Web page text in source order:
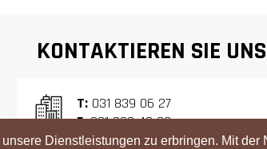
Dienstleistungen zu erbringen. Mit
KONTAKTIEREN SIE UNS
T:031 839 06 27
F:031 839 42 23